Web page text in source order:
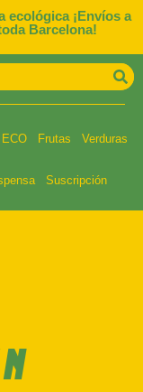
ecológica ¡Envíos a
Barcelona!
Frutas Verduras
Suscripción